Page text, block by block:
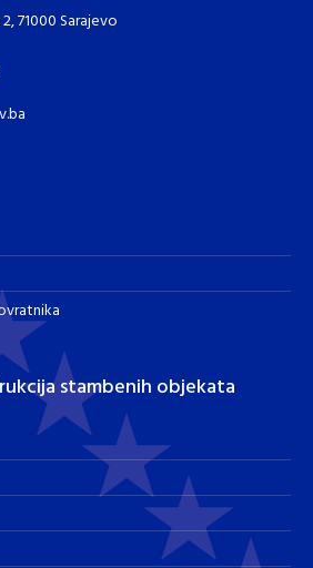
71000 Sarajevo
stambenih objekata